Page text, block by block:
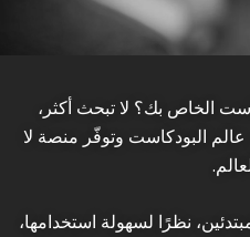
الخاص بك؟ لا تبحث أكثر،
عالم البودكاست وتوفّر منصة لا
نظرًا لسهولة استخدامها،